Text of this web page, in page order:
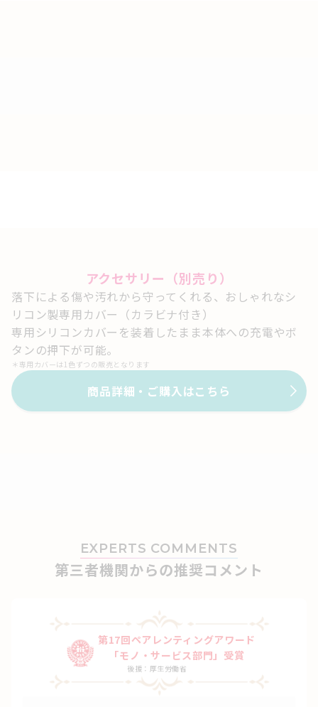
アクセサリー（別売り）
落下による傷や汚れから守ってくれる、おしゃれなシ
リコン製専用カバー（カラビナ付き）
専用シリコンカバーを装着したまま本体への充電やボ
タンの押下が可能。
＊ 専用カバーは1色ずつの販売となります
商品詳細・ご購入はこちら
EXPERTS COMMENTS
第三者機関からの推奨コメント
第17回ペアレンティングアワード
「モノ・サービス部門」受賞
後援：厚生労働省